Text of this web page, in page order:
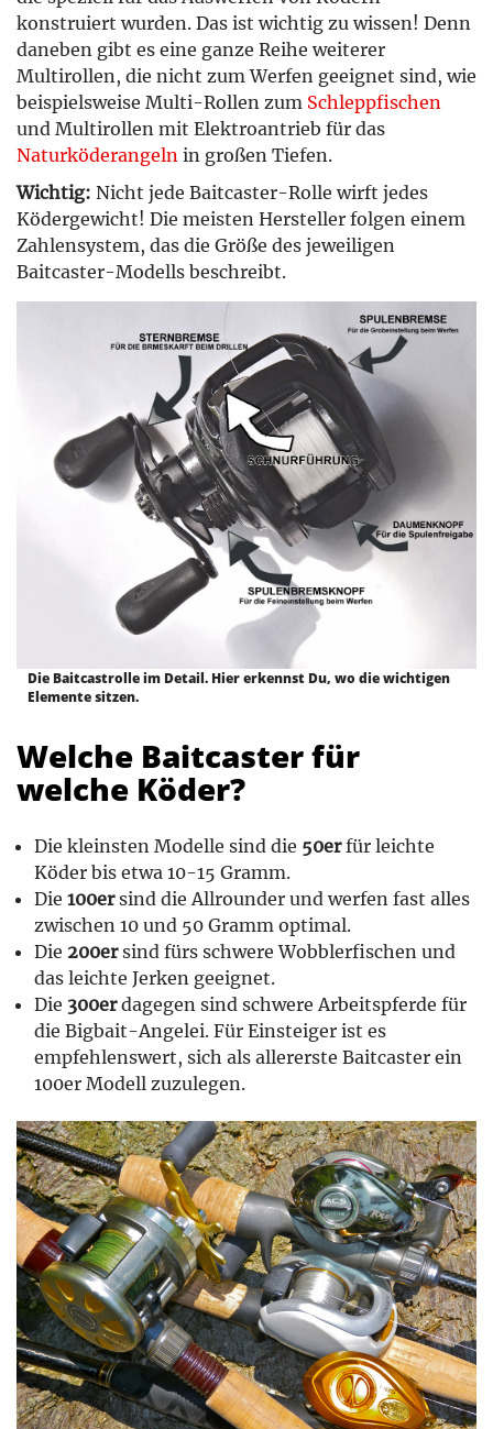
konstruiert wurden. Das ist wichtig zu wissen! Denn
daneben gibt es eine ganze Reihe weiterer
Multirollen, die nicht zum Werfen geeignet sind, wie
beispielsweise Multi-Rollen zum Schleppfischen
und Multirollen mit Elektroantrieb für das
Naturköderangeln in großen Tiefen.
Wichtig: Nicht jede Baitcaster-Rolle wirft jedes
Ködergewicht! Die meisten Hersteller folgen einem
Zahlensystem, das die Größe des jeweiligen
Baitcaster-Modells beschreibt.
Die Baitcastrolle im Detail. Hier erkennst Du, wo die wichtigen
Elemente sitzen.
Welche Baitcaster für
welche Köder?
Die kleinsten Modelle sind die 50erfür leichte
Köder bis etwa 10-15 Gramm.
Die 100ersind die Allrounder und werfen fast alles
zwischen 10 und 50 Gramm optimal.
Die 200ersind fürs schwere Wobblerfischen und
das leichte Jerken geeignet.
Die 300erdagegen sind schwere Arbeitspferde für
die Bigbait-Angelei. Für Einsteiger ist es
empfehlenswert, sich als allererste Baitcaster ein
100er Modell zuzulegen.